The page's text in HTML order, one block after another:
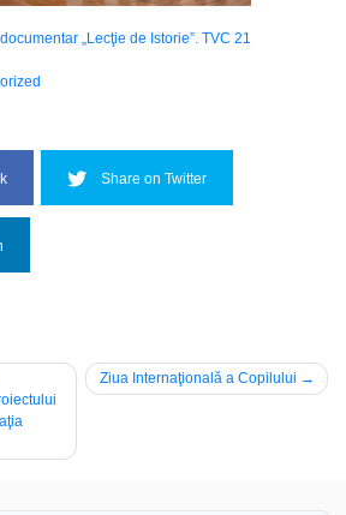
„Lecţie de Istorie”. TVC 21
Share on Twitter
Ziua Internaţională a Copilului